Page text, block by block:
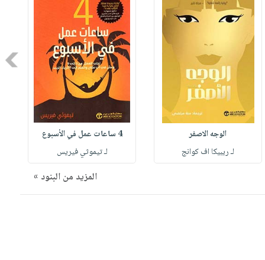
لـ ‎ريبيكا اف كوانج‎
4 ساعات عمل في الأسبوع
لـ تيموثي فيريس
المزيد من البنود »